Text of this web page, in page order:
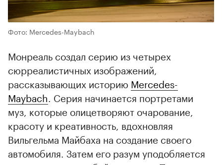
Фото: Mercedes-Maybach
00:00 / 00:00
Монреаль создал серию из четырех
сюрреалистичных изображений,
рассказывающих историю Mercedes-
Maybach . Серия начинается портретами
муз, которые олицетворяют очарование,
красоту и креативность, вдохновляя
Вильгельма Майбаха на создание своего
автомобиля. Затем его разум уподобляется